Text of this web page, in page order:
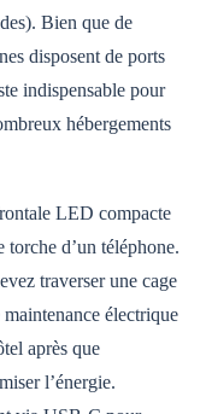
Bien que de
disposent de ports
indispensable pour
hébergements
LED compacte
torche d’un téléphone.
traverser une cage
électrique
après que
l’énergie.